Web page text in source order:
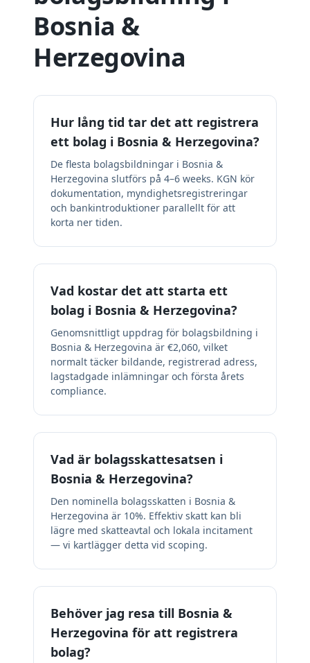
Bosnia &
Herzegovina
Hur lång tid tar det att registrera
ett bolag i Bosnia & Herzegovina?
De flesta bolagsbildningar i Bosnia &
Herzegovina slutförs på 4–6 weeks. KGN kör
dokumentation, myndighetsregistreringar
och bankintroduktioner parallellt för att
korta ner tiden.
Vad kostar det att starta ett
bolag i Bosnia & Herzegovina?
Genomsnittligt uppdrag för bolagsbildning i
Bosnia & Herzegovina är €2,060, vilket
normalt täcker bildande, registrerad adress,
lagstadgade inlämningar och första årets
compliance.
Vad är bolagsskattesatsen i
Bosnia & Herzegovina?
Den nominella bolagsskatten i Bosnia &
Herzegovina är 10%. Effektiv skatt kan bli
lägre med skatteavtal och lokala incitament
— vi kartlägger detta vid scoping.
Behöver jag resa till Bosnia &
Herzegovina för att registrera
bolag?